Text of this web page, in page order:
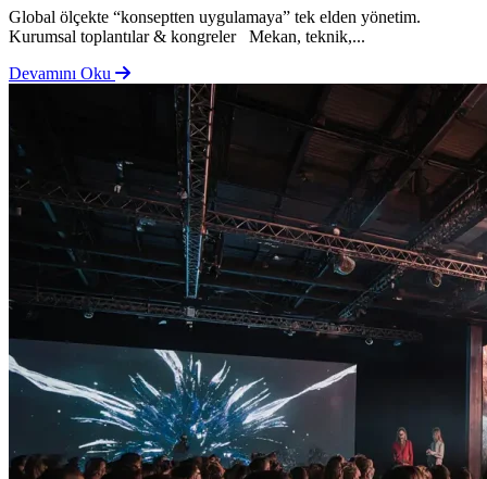
Global ölçekte “konseptten uygulamaya” tek elden yönetim.
Kurumsal toplantılar & kongreler Mekan, teknik,...
Devamını Oku